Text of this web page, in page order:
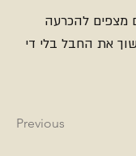
מצפים להכרעה
Previous